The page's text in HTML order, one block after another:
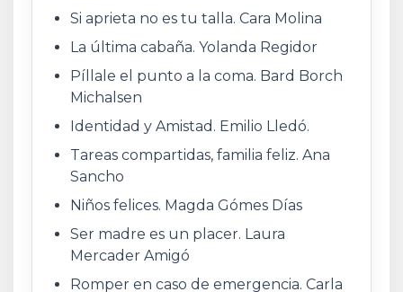
Si aprieta no es tu talla. Cara Molina
La última cabaña. Yolanda Regidor
Píllale el punto a la coma. Bard Borch
Michalsen
Identidad y Amistad. Emilio Lledó.
Tareas compartidas, familia feliz. Ana
Sancho
Niños felices. Magda Gómes Días
Ser madre es un placer. Laura
Mercader Amigó
Romper en caso de emergencia. Carla